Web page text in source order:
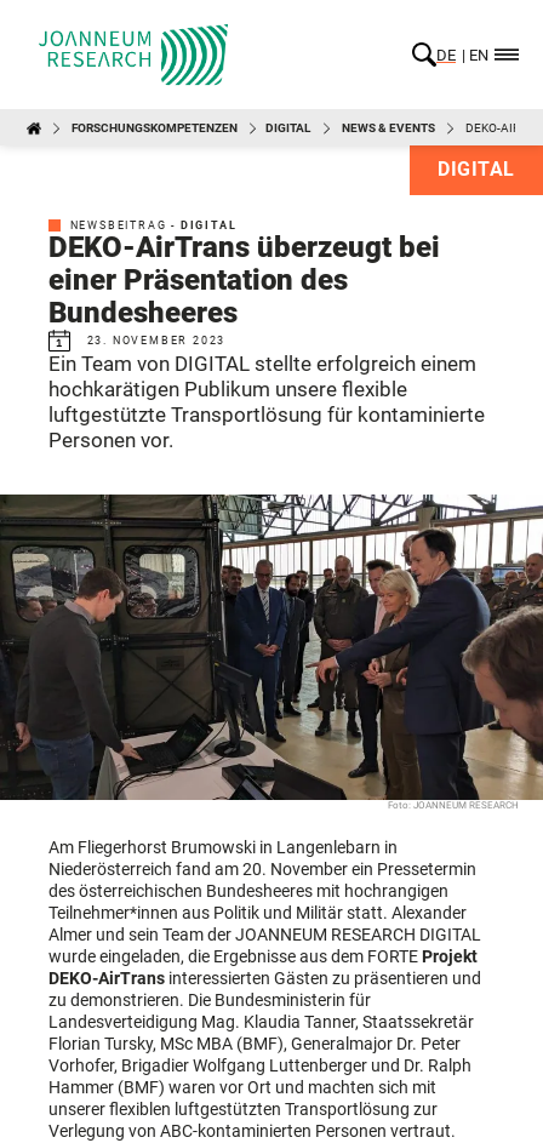
DE EN
FORSCHUNGSKOMPETENZEN DIGITAL NEWS & EVENTS DEKO-
DIGITAL
NEWSBEITRAG - DIGITAL
DEKO-AirTrans überzeugt bei
einer Präsentation des
Bundesheeres
23. NOVEMBER 2023
Ein Team von DIGITAL stellte erfolgreich einem
hochkarätigen Publikum unsere flexible
luftgestützte Transportlösung für kontaminierte
Personen vor.
Foto: JOANNEUM RESEARCH
Am Fliegerhorst Brumowski in Langenlebarn in
Niederösterreich fand am 20. November ein Pressetermin
des österreichischen Bundesheeres mit hochrangigen
Teilnehmer*innen aus Politik und Militär statt. Alexander
Almer und sein Team der JOANNEUM RESEARCH DIGITAL
wurde eingeladen, die Ergebnisse aus dem FORTEProjekt
DEKO-AirTrans interessierten Gästen zu präsentieren und
zu demonstrieren. Die Bundesministerin für
Landesverteidigung Mag. Klaudia Tanner, Staatssekretär
Florian Tursky, MSc MBA (BMF), Generalmajor Dr. Peter
Vorhofer, Brigadier Wolfgang Luttenberger und Dr. Ralph
Hammer (BMF) waren vor Ort und machten sich mit
unserer flexiblen luftgestützten Transportlösung zur
Verlegung von ABC-kontaminierten Personen vertraut.